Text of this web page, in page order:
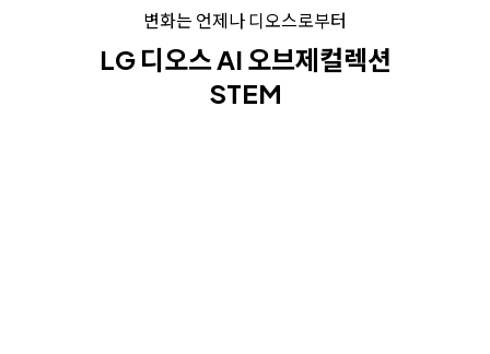
변화는 언제나 디오스로부터
LG 디오스 AI 오브제컬렉션
STEM